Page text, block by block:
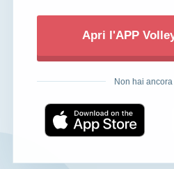
Apri l'APP
Non hai ancora